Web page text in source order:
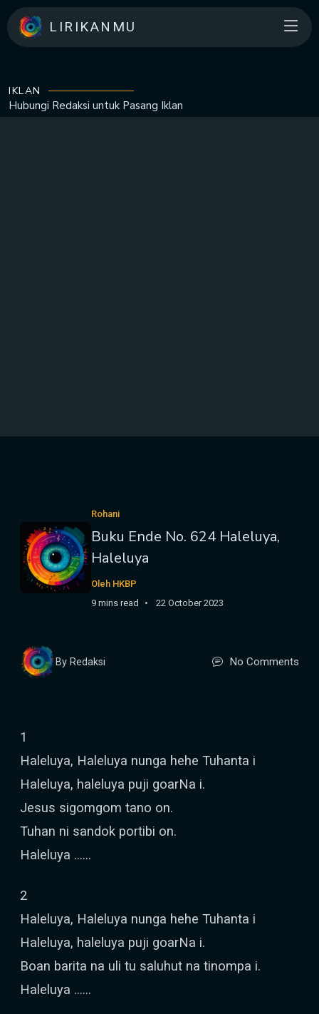
LIRIKANMU
IKLAN
Hubungi Redaksi untuk Pasang Iklan
Rohani
Buku Ende No. 624 Haleluya,
Haleluya
Oleh HKBP
9 mins read
22 October 2023
By Redaksi No Comments
1
Haleluya, Haleluya nunga hehe Tuhanta i
Haleluya, haleluya puji goarNa i.
Jesus sigomgom tano on.
Tuhan ni sandok portibi on.
Haleluya ……
2
Haleluya, Haleluya nunga hehe Tuhanta i
Haleluya, haleluya puji goarNa i.
Boan barita na uli tu saluhut na tinompa i.
Haleluya ……